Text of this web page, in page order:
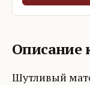
Описание
Шутливый